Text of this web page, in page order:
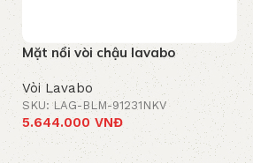
Mặt nổi vòi chậu lavabo
Vòi Lavabo
SKU: LAG-BLM-91231NKV
5.644.000 VNĐ
Thêm vào giỏ hàng